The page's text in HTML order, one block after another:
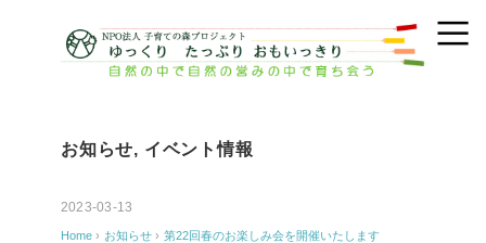
お知らせ, イベント情報
2023-03-13
Home › お知らせ › 第22回春のお楽しみ会を開催いたします